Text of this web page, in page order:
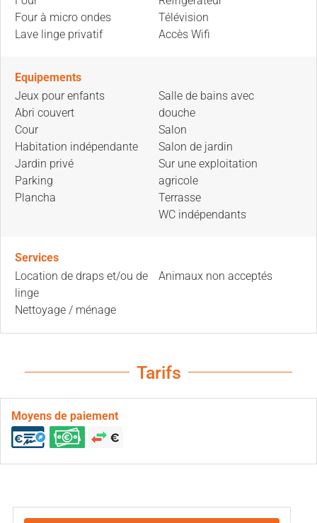
Four à micro ondes
Lave linge privatif
Télévision
Accès Wifi
Equipements
Jeux pour enfants
Abri couvert
Cour
Habitation indépendante
Jardin privé
Parking
Plancha
Salle de bains avec
douche
Salon
Salon de jardin
Sur une exploitation
agricole
Terrasse
WC indépendants
Services
Location de draps et/ou de
linge
Nettoyage / ménage
Animaux non acceptés
Tarifs
Moyens de paiement